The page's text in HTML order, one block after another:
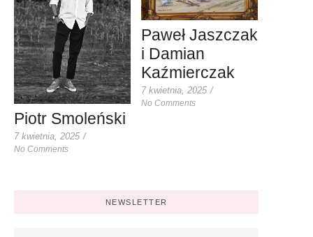
Piotr Smoleński
7 kwietnia, 2025 /
No Comments
Paweł Jaszczak
i Damian
Kaźmierczak
7 kwietnia, 2025 /
No Comments
NEWSLETTER